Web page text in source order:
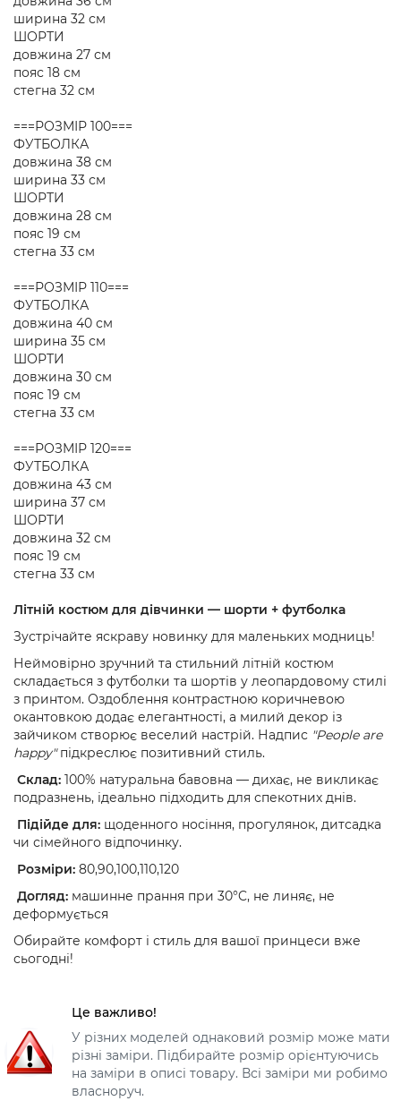
ширина 32 см
ШОРТИ
довжина 27 см
пояс 18 см
стегна 32 см
===РОЗМІР 100===
ФУТБОЛКА
довжина 38 см
ширина 33 см
ШОРТИ
довжина 28 см
пояс 19 см
стегна 33 см
===РОЗМІР 110===
ФУТБОЛКА
довжина 40 см
ширина 35 см
ШОРТИ
довжина 30 см
пояс 19 см
стегна 33 см
===РОЗМІР 120===
ФУТБОЛКА
довжина 43 см
ширина 37 см
ШОРТИ
довжина 32 см
пояс 19 см
стегна 33 см
Літній костюм для дівчинки — шорти + футболка
Зустрічайте яскраву новинку для маленьких модниць!
Неймовірно зручний та стильний літній костюм
складається з футболки та шортів у леопардовому стилі
з принтом. Оздоблення контрастною коричневою
окантовкою додає елегантності, а милий декор із
зайчиком створює веселий настрій. Надпис "People are
happy"підкреслює позитивний стиль.
Склад: 100% натуральна бавовна — дихає, не викликає
подразнень, ідеально підходить для спекотних днів.
Підійде для: щоденного носіння, прогулянок, дитсадка
чи сімейного відпочинку.
Розміри: 80,90,100,110,120
Догляд: машинне прання при 30°C, не линяє, не
деформується
Обирайте комфорт і стиль для вашої принцеси вже
сьогодні!
Це важливо!
У різних моделей однаковий розмір може мати
різні заміри. Підбирайте розмір орієнтуючись
на заміри в описі товару. Всі заміри ми робимо
власноруч.